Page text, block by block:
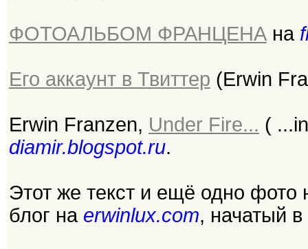
ФОТОАЛЬБОМ ФРАНЦЕНАна
Его аккаунт в Твиттер (Erwin
Erwin Franzen, Under Fire... (
diamir.blogspot.ru.
Этот же текст и ещё одно фото
блог на erwinlux.com, начатый